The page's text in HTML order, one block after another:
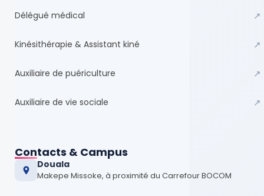
Délégué médical ↗
Kinésithérapie & Assistant kiné ↗
Auxiliaire de puériculture ↗
Auxiliaire de vie sociale ↗
Contacts & Campus
Douala
Makepe Missoke, à proximité du Carrefour BOCOM